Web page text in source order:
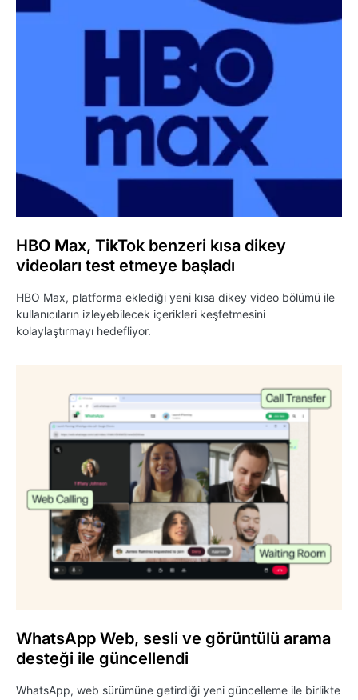
HBO Max, TikTok benzeri kısa dikey
videoları test etmeye başladı
HBO Max, platforma eklediği yeni kısa dikey video bölümü ile
kullanıcıların izleyebilecek içerikleri keşfetmesini
kolaylaştırmayı hedefliyor.
WhatsApp Web, sesli ve görüntülü arama
desteği ile güncellendi
WhatsApp, web sürümüne getirdiği yeni güncelleme ile birlikte